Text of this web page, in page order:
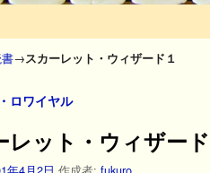
→スカーレット・ウィザード１
ーション
ロワイヤル
レット・ウィザー